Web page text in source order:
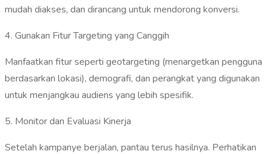
mudah diakses, dan dirancang untuk mendorong konversi.
‎4. Gunakan Fitur Targeting yang Canggih ‎
Manfaatkan fitur seperti geotargeting (menargetkan pengguna
berdasarkan lokasi), demografi, dan perangkat yang digunakan
untuk menjangkau audiens yang lebih spesifik.
‎5. Monitor dan Evaluasi Kinerja‎
Setelah kampanye berjalan, pantau terus hasilnya. Perhatikan